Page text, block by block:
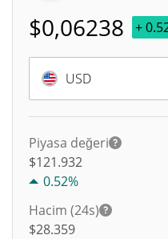
$0,06238 +
USD
Piyasa değeri
$121.932
0.52%
Hacim (24s)
$28.359